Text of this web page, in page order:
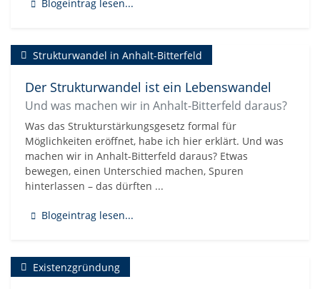
Blogeintrag lesen...
Der Strukturwandel ist ein Lebenswandel
Und was machen wir in Anhalt-Bitterfeld daraus?
Strukturwandel in Anhalt-Bitterfeld
Was das Strukturstärkungsgesetz formal für
Möglichkeiten eröffnet, habe ich hier erklärt. Und was
machen wir in Anhalt-Bitterfeld daraus? Etwas
bewegen, einen Unterschied machen, Spuren
hinterlassen – das dürften ...
Blogeintrag lesen...
Existenzgründung